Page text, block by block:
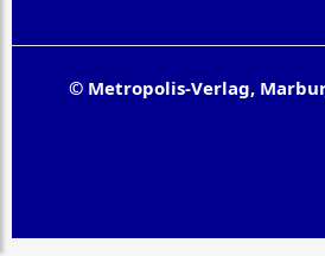
© Metropolis-Verlag,